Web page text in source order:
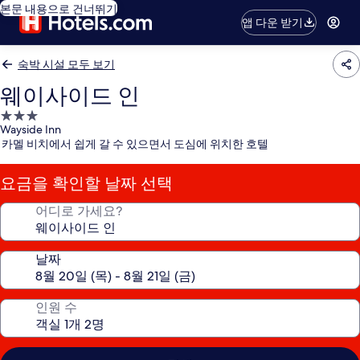
본문 내용으로 건너뛰기
앱 다운 받기
숙박 시설 모두 보기
웨이사이드 인
3.0
성
급
숙
박
시
Wayside Inn
카멜 비치에서 쉽게 갈 수 있으면서 도심에 위치한 호텔
요금을 확인할 날짜 선택
어디로 가세요?
날짜
인원 수